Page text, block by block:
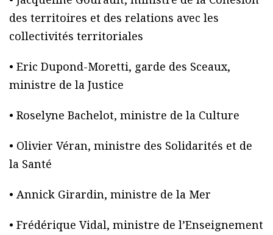
des territoires et des relations avec les
collectivités territoriales
• Eric Dupond-Moretti, garde des Sceaux,
ministre de la Justice
• Roselyne Bachelot, ministre de la Culture
• Olivier Véran, ministre des Solidarités et de
la Santé
• Annick Girardin, ministre de la Mer
• Frédérique Vidal, ministre de l’Enseignement